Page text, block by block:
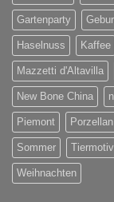
Gartenparty
Haselnuss Kaffee
Mazzetti d'Altavilla
New Bone China
Piemont Porzellan
Sommer Tiermotiv
Weihnachten